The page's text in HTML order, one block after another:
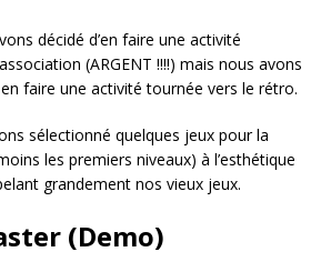
décidé d’en faire une activité
(ARGENT !!!!) mais nous avons
faire une activité tournée vers le rétro.
sélectionné quelques jeux pour la
les premiers niveaux) à l’esthétique
grandement nos vieux jeux.
(Demo)